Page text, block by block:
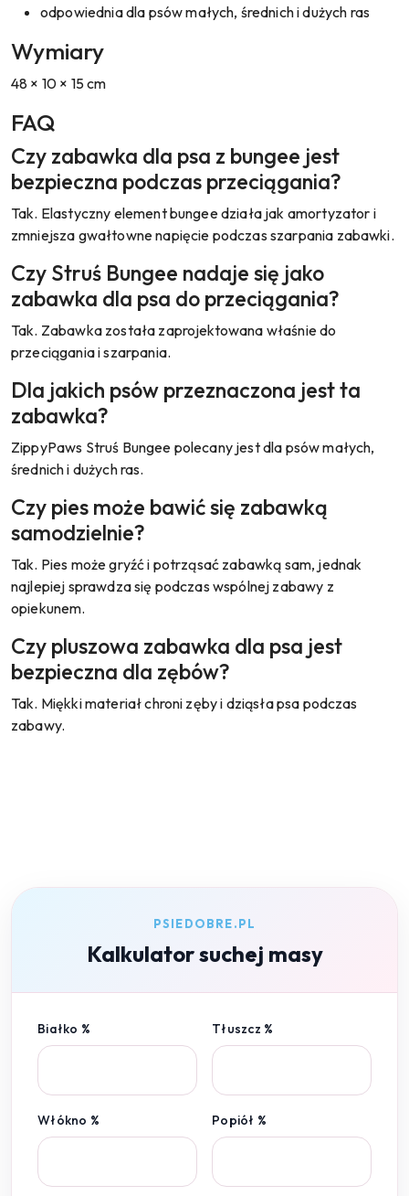
odpowiednia dla psów małych, średnich i dużych ras
Wymiary
48 × 10 × 15 cm
FAQ
Czy zabawka dla psa z bungee jest
bezpieczna podczas przeciągania?
Tak. Elastyczny element bungee działa jak amortyzator i
zmniejsza gwałtowne napięcie podczas szarpania zabawki.
Czy Struś Bungee nadaje się jako
zabawka dla psa do przeciągania?
Tak. Zabawka została zaprojektowana właśnie do
przeciągania i szarpania.
Dla jakich psów przeznaczona jest ta
zabawka?
ZippyPaws Struś Bungee polecany jest dla psów małych,
średnich i dużych ras.
Czy pies może bawić się zabawką
samodzielnie?
Tak. Pies może gryźć i potrząsać zabawką sam, jednak
najlepiej sprawdza się podczas wspólnej zabawy z
opiekunem.
Czy pluszowa zabawka dla psa jest
bezpieczna dla zębów?
Tak. Miękki materiał chroni zęby i dziąsła psa podczas
zabawy.
PSIEDOBRE.PL
Kalkulator suchej masy
Białko % Tłuszcz %
Włókno % Popiół %